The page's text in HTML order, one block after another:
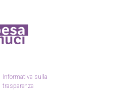
Informativa sulla
trasparenza